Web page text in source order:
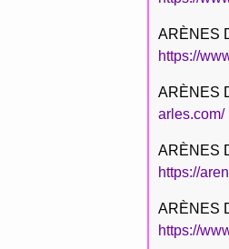
ARÈNES
https://
ARÈNES
arles.com/
ARÈNES
https://
ARÈNES
https://